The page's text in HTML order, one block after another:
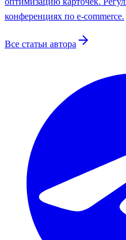
конференциях по e-commerce.
Все статьи автора